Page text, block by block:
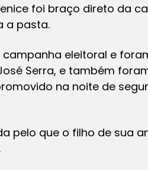
foi braço direto da
a pasta.
eleitoral e
Serra, e também
na noite de
pelo que o filho de sua